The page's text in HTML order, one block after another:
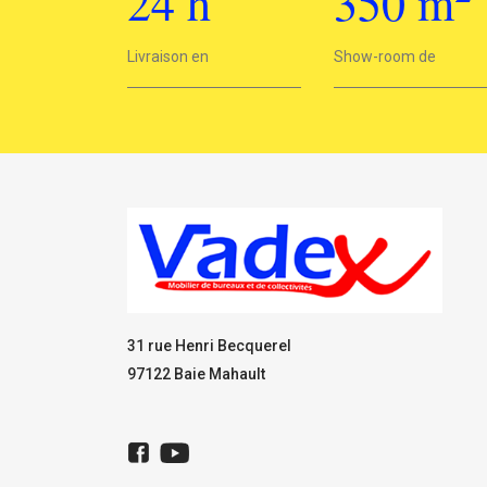
Livraison en Show-room de
31 rue Henri Becquerel
97122 Baie Mahault